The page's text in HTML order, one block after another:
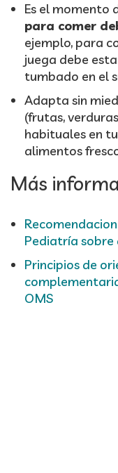
Es el momento
para comer
ejemplo, para
juega debe
tumbado en el
Adapta sin
(frutas,
habituales en
alimentos
Más
Pediatría
Principios de
OMS